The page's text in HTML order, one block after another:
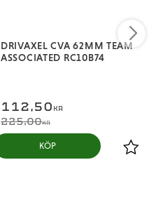
DRIVAXEL CVA 62MM TEAM
ASSOCIATED RC10B74
112,50 KR
225,00KR
KÖP